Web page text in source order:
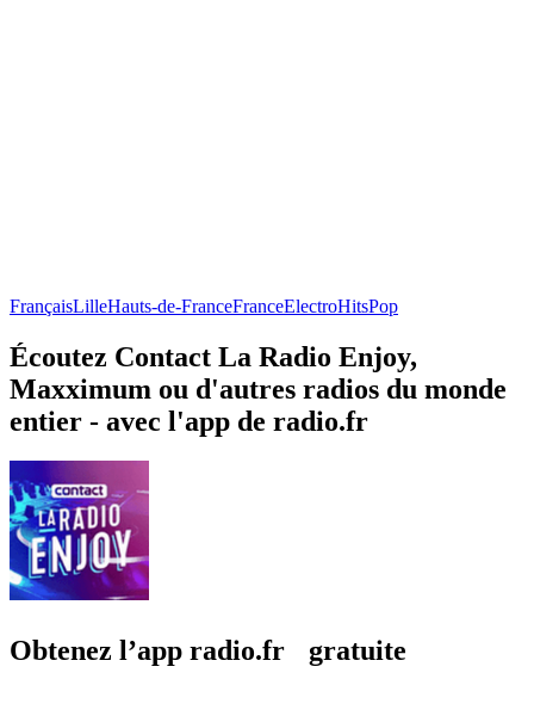
FrançaisLilleHauts-de-FranceFranceElectroHitsPop
Écoutez Contact La Radio Enjoy,
Maxximum ou d'autres radios du monde
entier - avec l'app de radio.fr
Obtenez l’app radio.fr gratuite